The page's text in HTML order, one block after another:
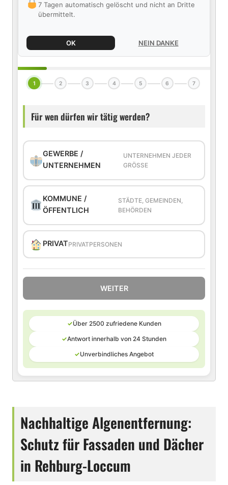
7 Tagen automatisch gelöscht und nicht an Dritte
übermittelt.
OK NEIN DANKE
1 2 3 4 5 6 7
Für wen dürfen wir tätig werden?
GEWERBE /
UNTERNEHMEN
UNTERNEHMEN JEDER
GRÖSSE
KOMMUNE /
ÖFFENTLICH
STÄDTE, GEMEINDEN,
BEHÖRDEN
PRIVATPRIVATPERSONEN
WEITER
✓Über 2500 zufriedene Kunden
✓Antwort innerhalb von 24 Stunden
✓Unverbindliches Angebot
Nachhaltige Algenentfernung:
Schutz für Fassaden und Dächer
in Rehburg-Loccum